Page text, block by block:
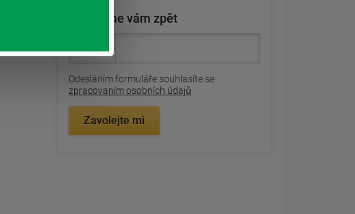
Zavoláme vám zpět
Odesláním formuláře souhlasíte se
zpracovaním osobních údajů
Zavolejte mi